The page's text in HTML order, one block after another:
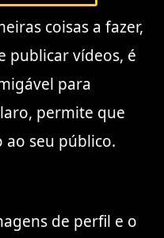
coisas a fazer,
publicar vídeos, é
para
permite que
ao seu público.
de perfil e o